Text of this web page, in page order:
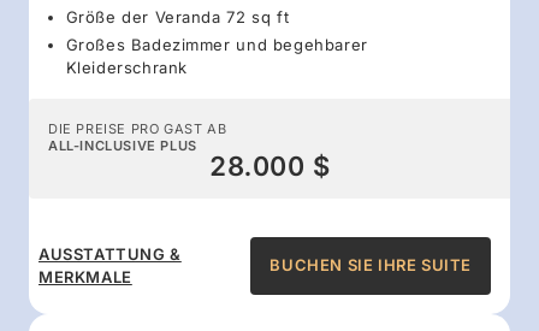
Größe der Veranda 72 sq ft
Großes Badezimmer und begehbarer
Kleiderschrank
DIE PREISE PRO GAST AB
ALL-INCLUSIVE PLUS
28.000 $
AUSSTATTUNG &
MERKMALE
BUCHEN SIE IHRE SUITE